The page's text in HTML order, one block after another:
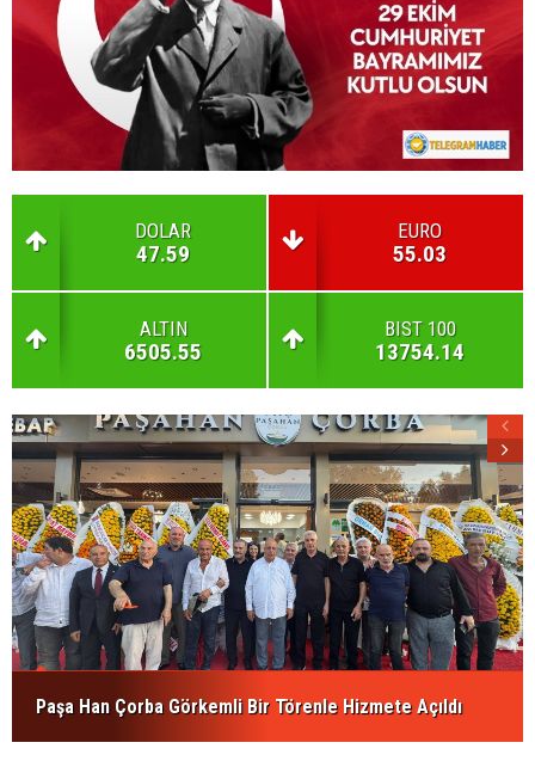
DOLAR
47.59
EURO
55.03
ALTIN
6505.55
BIST 100
13754.14
Paşa Han Çorba Görkemli Bir Törenle Hizmete Açıldı